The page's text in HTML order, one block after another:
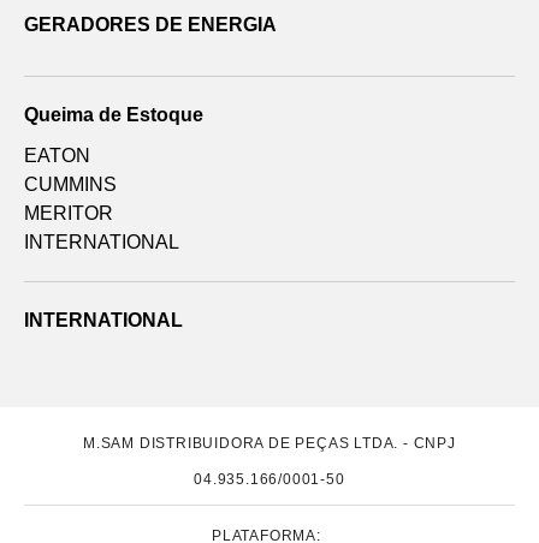
GERADORES DE ENERGIA
Queima de Estoque
EATON
CUMMINS
MERITOR
INTERNATIONAL
INTERNATIONAL
M.SAM DISTRIBUIDORA DE PEÇAS LTDA. - CNPJ
04.935.166/0001-50
PLATAFORMA: